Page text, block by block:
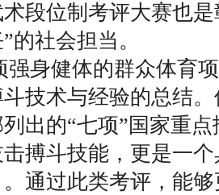
段位制考评大赛也
的社会担当。
强身健体的群众体育
技术与经验的总结
出的“七项”国家重
搏斗技能，更是一
通过此类考评，能